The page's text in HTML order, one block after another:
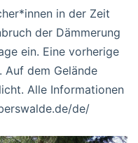
in der Zeit
der Dämmerung
ein. Eine vorherige
dem Gelände
Alle Informationen
de/